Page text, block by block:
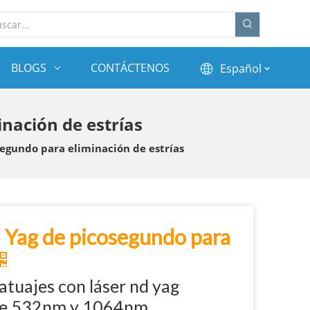
BLOGS CONTÁCTENOS Español
de estrías
para eliminación de estrías
de picosegundo para
con láser nd yag